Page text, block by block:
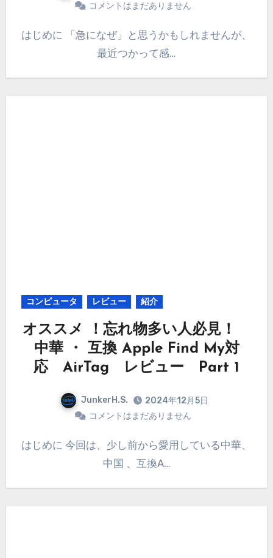
コメントはまだありません
はじめに 「急になぜ」と思うかもしれませんが、
最近つかって感…
コンピュータ レビュー 紹介
オススメ ！忘れ物多い人必見！
中華 ・ 互換 Apple Find My対
応 AirTag レビュー Part 1
JunkerH.S.
2024年12月5日
コメントはまだありません
はじめに 今回は、少し前から愛用している中華、
中国 、互換A…